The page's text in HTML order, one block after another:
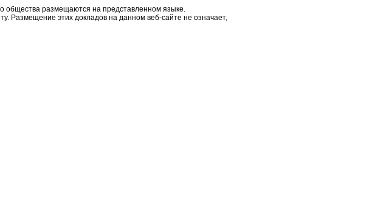
общества размещаются на представленном языке.
Размещение этих докладов на данном веб-сайте не означает,